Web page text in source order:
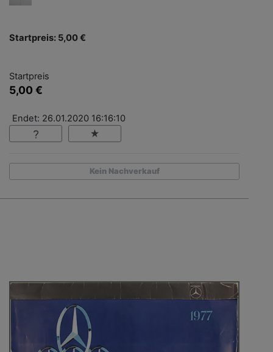
Startpreis: 5,00 €
Startpreis
5,00 €
Endet: 26.01.2020 16:16:10
Kein Nachverkauf